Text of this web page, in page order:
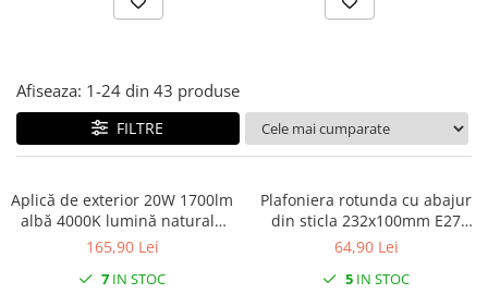
Afiseaza: 1-24 din 43 produse
FILTRE
Aplică de exterior 20W 1700lm
albă 4000K lumină naturală
IP65 cu senzor de mișcare,
9m, garanție 5 ani
165,90 Lei
7 IN STOC
Plafoniera rotunda cu abajur
din sticla 232x100mm E27
uzinala, maxim 100W IK06
perete,badt 3 ani garantie
64,90 Lei
5 IN STOC